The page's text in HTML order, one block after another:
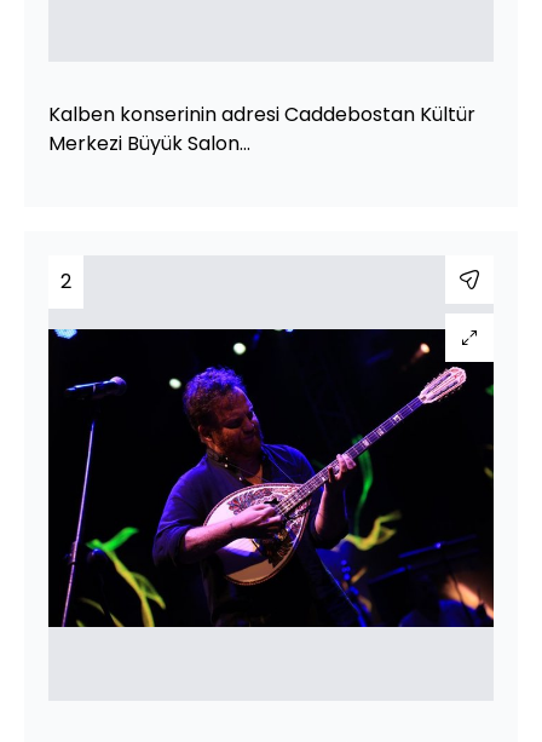
Kalben konserinin adresi Caddebostan Kültür
Merkezi Büyük Salon...
2